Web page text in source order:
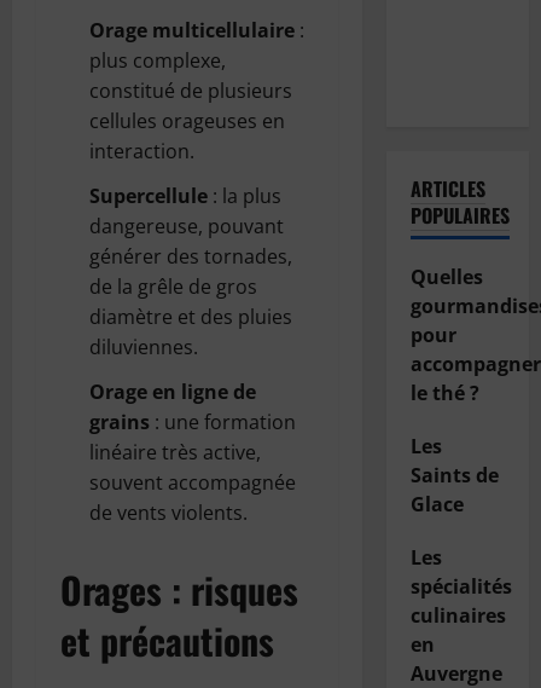
Orage multicellulaire :
plus complexe,
constitué de plusieurs
cellules orageuses en
interaction.
Supercellule : la plus
dangereuse, pouvant
générer des tornades,
de la grêle de gros
diamètre et des pluies
diluviennes.
Orage en ligne de
grains : une formation
linéaire très active,
souvent accompagnée
de vents violents.
Orages : risques
et précautions
ARTICLES
POPULAIRES
Quelles
pour
accompagner
le thé ?
Les
Saints de
Glace
Les
spécialités
culinaires
en
Auvergne